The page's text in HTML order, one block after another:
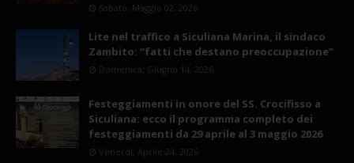
Sabato, Maggio 02, 2026
Lite nel traffico a Siculiana Marina, il sindaco
Zambito: “fatti che destano preoccupazione”
Domenica, Giugno 14, 2026
Festeggiamenti in onore del SS. Crocifisso a
Siculiana: ecco il programma completo dei
festeggiamenti da 29 aprile al 3 maggio 2026
Venerdì, Aprile 24, 2026